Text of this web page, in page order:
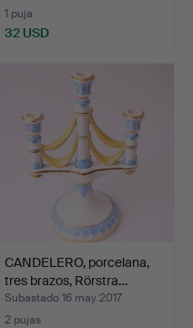
1 puja
32 USD
CANDELERO, porcelana,
tres brazos, Rörstra…
Subastado 16 may 2017
2 pujas